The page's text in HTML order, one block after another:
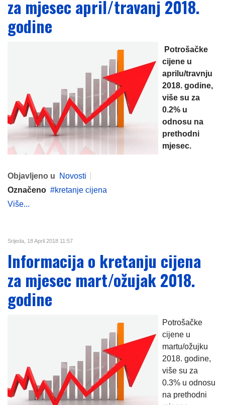
za mjesec april/travanj 2018.
godine
Potrošačke
cijene u
aprilu/travnju
2018. godine,
više su za
0.2% u
odnosu na
prethodni
mjesec.
Objavljeno u
Novosti
Označeno
kretanje cijena
Više...
Srijeda, 18 April 2018 11:57
Informacija o kretanju cijena
za mjesec mart/ožujak 2018.
godine
Potrošačke
cijene u
martu/ožujku
2018. godine,
više su za
0.3% u odnosu
na prethodni